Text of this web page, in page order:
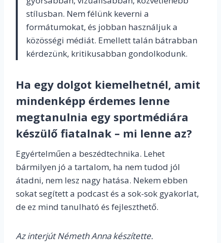
stílusban. Nem félünk keverni a
formátumokat, és jobban használjuk a
közösségi médiát. Emellett talán bátrabban
kérdezünk, kritikusabban gondolkodunk.
Ha egy dolgot kiemelhetnél, amit
mindenképp érdemes lenne
megtanulnia egy sportmédiára
készülő fiatalnak – mi lenne az?
Egyértelműen a beszédtechnika. Lehet
bármilyen jó a tartalom, ha nem tudod jól
átadni, nem lesz nagy hatása. Nekem ebben
sokat segített a podcast és a sok-sok gyakorlat,
de ez mind tanulható és fejleszthető.
Az interjút Németh Anna készítette.